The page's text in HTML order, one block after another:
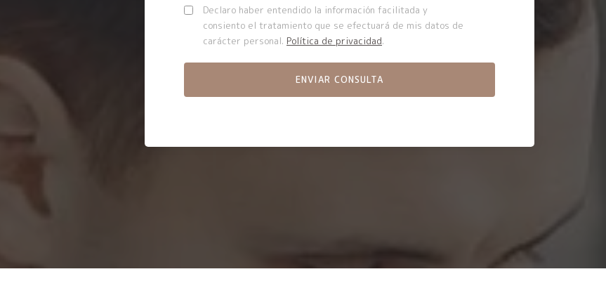
Declaro haber entendido la información facilitada y
consiento el tratamiento que se efectuará de mis datos de
carácter personal. Política de privacidad.